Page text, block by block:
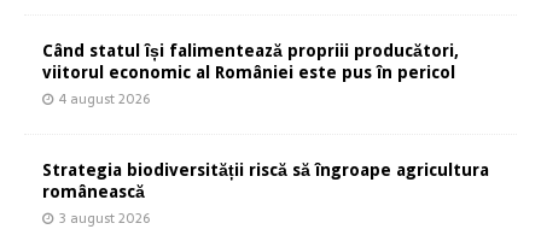
Când statul își falimentează propriii producători,
viitorul economic al României este pus în pericol
4 august 2026
Strategia biodiversității riscă să îngroape agricultura
românească
3 august 2026